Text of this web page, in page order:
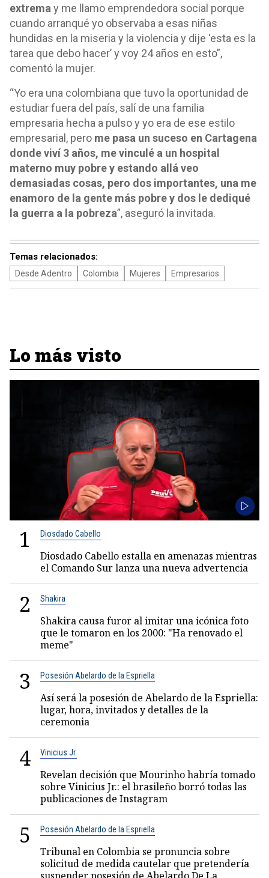
extrema y me llamo emprendedora social porque
cuando arranqué yo observaba a esas niñas
hundidas en la miseria y la violencia y dije ‘esta es la
tarea que debo hacer’ y voy 24 años en esto”,
comentó la mujer.
“Yo era una colombiana que tuvo la oportunidad de
estudiar fuera del país, salí de una familia
empresaria hecha a pulso y yo era de ese estilo
empresarial, pero me pasa un suceso en Cartagena
donde viví 3 años, me vinculé a un hospital
materno muy pobre y estando allá veo
demasiadas cosas, pero dos importantes, una me
enamoro de la gente más pobre y dos le dediqué
la guerra a la pobreza”, aseguró la invitada.
Temas relacionados:
Desde Adentro Colombia Mujeres Empresarios
Lo más visto
1 Diosdado Cabello
Diosdado Cabello estalla en amenazas mientras
el Comando Sur lanza una nueva advertencia
2 Shakira
Shakira causa furor al imitar una icónica foto
que le tomaron en los 2000: "Ha renovado el
meme"
3 Posesión Abelardo de la Espriella
Así será la posesión de Abelardo de la Espriella:
lugar, hora, invitados y detalles de la
ceremonia
4 Vinicius Jr.
Revelan decisión que Mourinho habría tomado
sobre Vinicius Jr.: el brasileño borró todas las
publicaciones de Instagram
5 Posesión Abelardo de la Espriella
Tribunal en Colombia se pronuncia sobre
solicitud de medida cautelar que pretendería